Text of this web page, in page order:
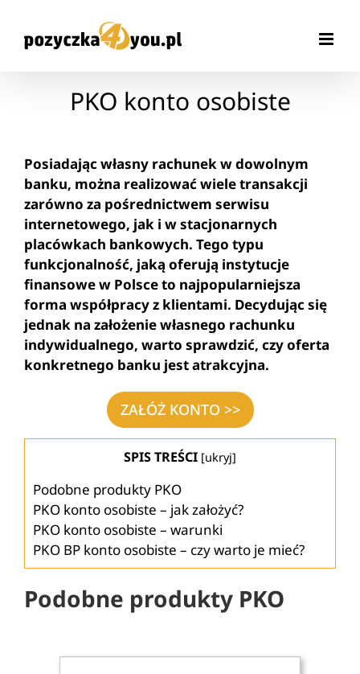
zawartości
PKO konto osobiste
Posiadając własny rachunek w dowolnym
banku, można realizować wiele transakcji
zarówno za pośrednictwem serwisu
internetowego, jak i w stacjonarnych
placówkach bankowych. Tego typu
funkcjonalność, jaką oferują instytucje
finansowe w Polsce to najpopularniejsza
forma współpracy z klientami. Decydując się
jednak na założenie własnego rachunku
indywidualnego, warto sprawdzić, czy oferta
konkretnego banku jest atrakcyjna.
ZAŁÓŻ KONTO >>
SPIS TREŚCI [ukryj]
Podobne produkty PKO
PKO konto osobiste – jak założyć?
PKO konto osobiste – warunki
PKO BP konto osobiste – czy warto je mieć?
Podobne produkty PKO